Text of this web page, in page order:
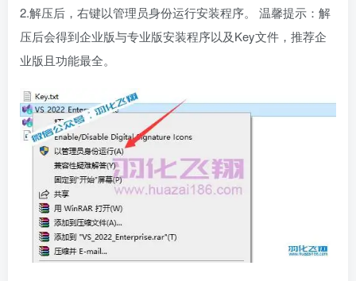
2.解压后，右键以管理员身份运行安装程序。 温馨提示：解
压后会得到企业版与专业版安装程序以及Key文件，推荐企
业版且功能最全。